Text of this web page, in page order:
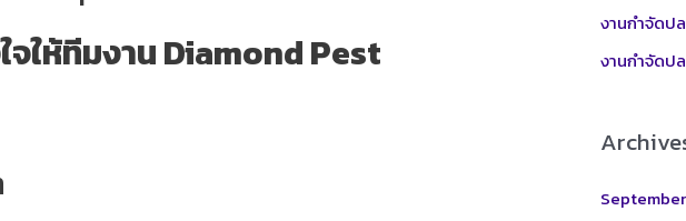
ให้ทีมงาน Diamond Pest
งานกำจัดป
งานกำจัดป